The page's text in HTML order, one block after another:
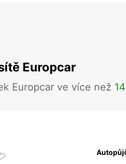
Europcar
Europcar ve více než